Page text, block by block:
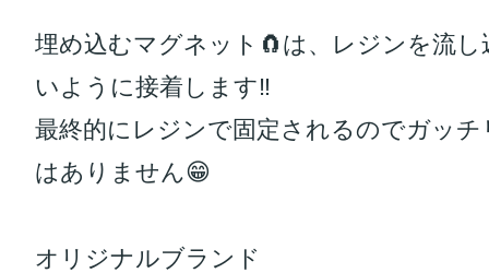
埋め込むマグネット🧲は、レジンを流
いように接着します‼️
最終的にレジンで固定されるのでガッチ
はありません😁
オリジナルブランド